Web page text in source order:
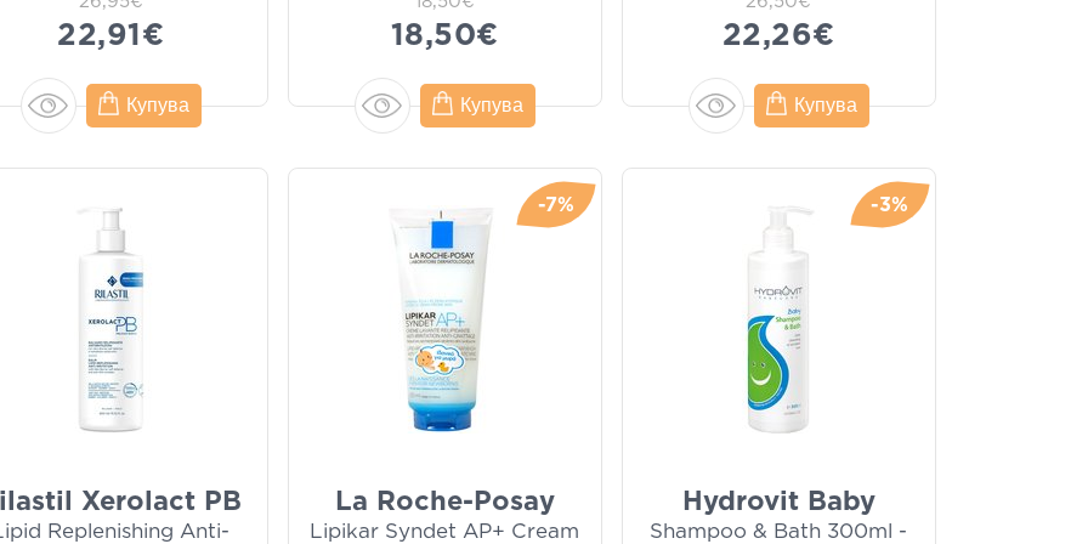
22,91€
Купува
18,50€
Купува
22,26€
Купува
Xerolact PB
Replenishing Anti-
-7%
La Roche-Posay
Lipikar Syndet AP+ Cream
-3%
Hydrovit Baby
Shampoo & Bath 300ml -